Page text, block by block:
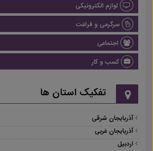
لوازم الکترونیکی
سرگرمی و فراغت
اجتماعی
کسب و کار
تفکیک استان ها
آذربایجان شرقی
آذربایجان غربی
اردبیل